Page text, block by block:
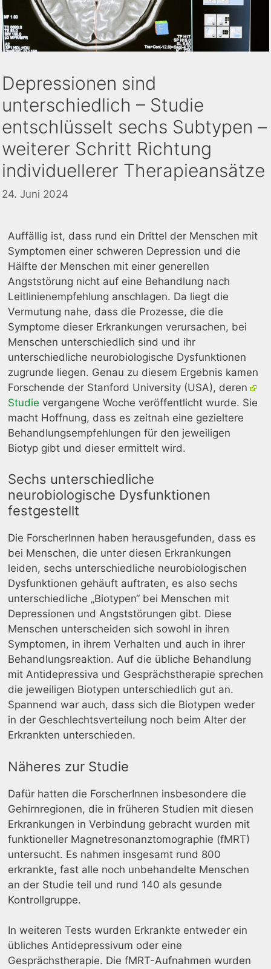
Depressionen sind
unterschiedlich – Studie
entschlüsselt sechs Subtypen –
weiterer Schritt Richtung
individuellerer Therapieansätze
24. Juni 2024
Auffällig ist, dass rund ein Drittel der Menschen mit
Symptomen einer schweren Depression und die
Hälfte der Menschen mit einer generellen
Angststörung nicht auf eine Behandlung nach
Leitlinienempfehlung anschlagen. Da liegt die
Vermutung nahe, dass die Prozesse, die die
Symptome dieser Erkrankungen verursachen, bei
Menschen unterschiedlich sind und ihr
unterschiedliche neurobiologische Dysfunktionen
zugrunde liegen. Genau zu diesem Ergebnis kamen
Forschende der Stanford University (USA), deren
Studie vergangene Woche veröffentlicht wurde. Sie
macht Hoffnung, dass es zeitnah eine gezieltere
Behandlungsempfehlungen für den jeweiligen
Biotyp gibt und dieser ermittelt wird.
Sechs unterschiedliche
neurobiologische Dysfunktionen
festgestellt
Die ForscherInnen haben herausgefunden, dass es
bei Menschen, die unter diesen Erkrankungen
leiden, sechs unterschiedliche neurobiologischen
Dysfunktionen gehäuft auftraten, es also sechs
unterschiedliche „Biotypen“ bei Menschen mit
Depressionen und Angststörungen gibt. Diese
Menschen unterscheiden sich sowohl in ihren
Symptomen, in ihrem Verhalten und auch in ihrer
Behandlungsreaktion. Auf die übliche Behandlung
mit Antidepressiva und Gesprächstherapie sprechen
die jeweiligen Biotypen unterschiedlich gut an.
Spannend war auch, dass sich die Biotypen weder
in der Geschlechtsverteilung noch beim Alter der
Erkrankten unterschieden.
Näheres zur Studie
Dafür hatten die ForscherInnen insbesondere die
Gehirnregionen, die in früheren Studien mit diesen
Erkrankungen in Verbindung gebracht wurden mit
funktioneller Magnetresonanztomographie (fMRT)
untersucht. Es nahmen insgesamt rund 800
erkrankte, fast alle noch unbehandelte Menschen
an der Studie teil und rund 140 als gesunde
Kontrollgruppe.
In weiteren Tests wurden Erkrankte entweder ein
übliches Antidepressivum oder eine
Gesprächstherapie. Die fMRT-Aufnahmen wurden